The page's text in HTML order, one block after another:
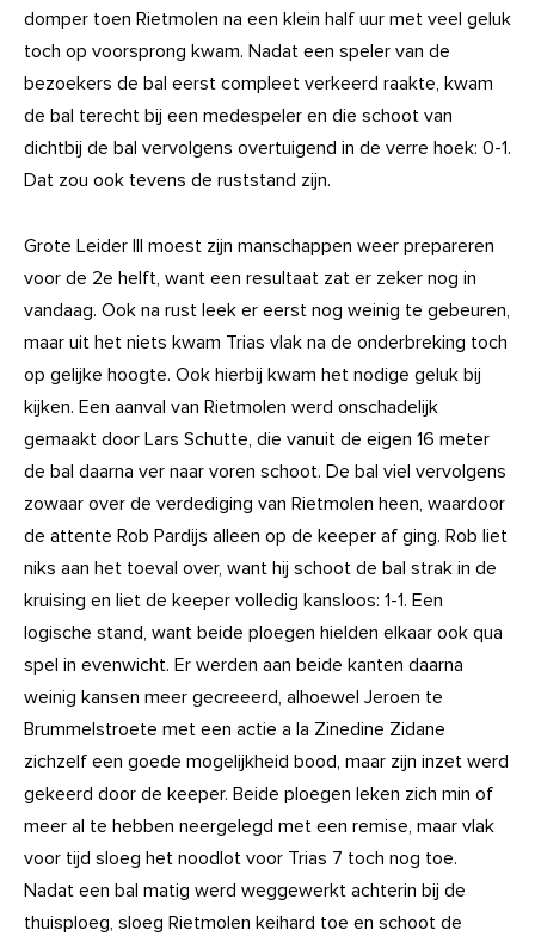
domper toen Rietmolen na een klein half uur met veel geluk
toch op voorsprong kwam. Nadat een speler van de
bezoekers de bal eerst compleet verkeerd raakte, kwam
de bal terecht bij een medespeler en die schoot van
dichtbij de bal vervolgens overtuigend in de verre hoek: 0-1.
Dat zou ook tevens de ruststand zijn.
Grote Leider III moest zijn manschappen weer prepareren
voor de 2e helft, want een resultaat zat er zeker nog in
vandaag. Ook na rust leek er eerst nog weinig te gebeuren,
maar uit het niets kwam Trias vlak na de onderbreking toch
op gelijke hoogte. Ook hierbij kwam het nodige geluk bij
kijken. Een aanval van Rietmolen werd onschadelijk
gemaakt door Lars Schutte, die vanuit de eigen 16 meter
de bal daarna ver naar voren schoot. De bal viel vervolgens
zowaar over de verdediging van Rietmolen heen, waardoor
de attente Rob Pardijs alleen op de keeper af ging. Rob liet
niks aan het toeval over, want hij schoot de bal strak in de
kruising en liet de keeper volledig kansloos: 1-1. Een
logische stand, want beide ploegen hielden elkaar ook qua
spel in evenwicht. Er werden aan beide kanten daarna
weinig kansen meer gecreeerd, alhoewel Jeroen te
Brummelstroete met een actie a la Zinedine Zidane
zichzelf een goede mogelijkheid bood, maar zijn inzet werd
gekeerd door de keeper. Beide ploegen leken zich min of
meer al te hebben neergelegd met een remise, maar vlak
voor tijd sloeg het noodlot voor Trias 7 toch nog toe.
Nadat een bal matig werd weggewerkt achterin bij de
thuisploeg, sloeg Rietmolen keihard toe en schoot de